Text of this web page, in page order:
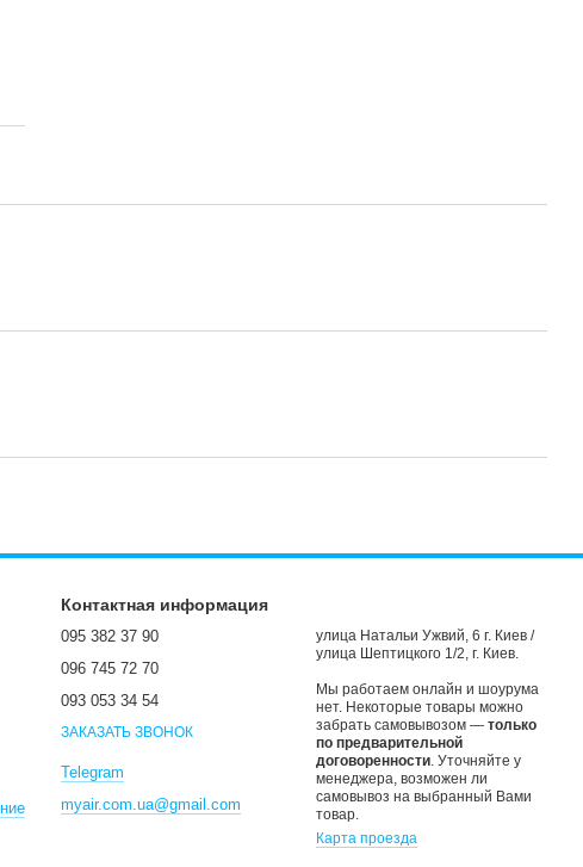
Контактная информация
095 382 37 90
096 745 72 70
093 053 34 54
ЗАКАЗАТЬ ЗВОНОК
Telegram
myair.com.ua@gmail.com
улица Натальи Ужвий, 6 г. Киев /
улица Шептицкого 1/2, г. Киев.
Мы работаем онлайн и шоурума
нет. Некоторые товары можно
забрать самовывозом — только
по предварительной
договоренности. Уточняйте у
менеджера, возможен ли
самовывоз на выбранный Вами
товар.
Карта проезда